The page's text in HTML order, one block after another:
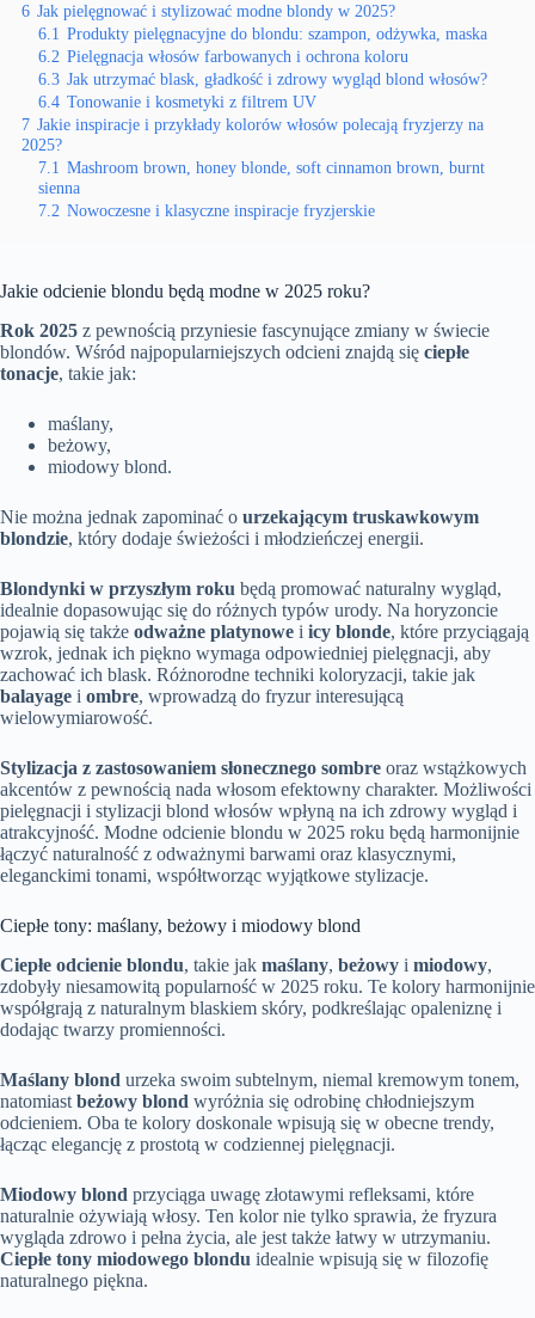
6 Jak pielęgnować i stylizować modne blondy w 2025?
6.1 Produkty pielęgnacyjne do blondu: szampon, odżywka, maska
6.2 Pielęgnacja włosów farbowanych i ochrona koloru
6.3 Jak utrzymać blask, gładkość i zdrowy wygląd blond włosów?
6.4 Tonowanie i kosmetyki z filtrem UV
7 Jakie inspiracje i przykłady kolorów włosów polecają fryzjerzy na
2025?
7.1 Mashroom brown, honey blonde, soft cinnamon brown, burnt
sienna
7.2 Nowoczesne i klasyczne inspiracje fryzjerskie
Jakie odcienie blondu będą modne w 2025 roku?
Rok 2025 z pewnością przyniesie fascynujące zmiany w świecie
blondów. Wśród najpopularniejszych odcieni znajdą się ciepłe
tonacje, takie jak:
maślany,
beżowy,
miodowy blond.
Nie można jednak zapominać o urzekającym truskawkowym
blondzie, który dodaje świeżości i młodzieńczej energii.
Blondynki w przyszłym roku będą promować naturalny wygląd,
idealnie dopasowując się do różnych typów urody. Na horyzoncie
pojawią się także odważne platynowe i icy blonde, które przyciągają
wzrok, jednak ich piękno wymaga odpowiedniej pielęgnacji, aby
zachować ich blask. Różnorodne techniki koloryzacji, takie jak
balayage i ombre, wprowadzą do fryzur interesującą
wielowymiarowość.
Stylizacja z zastosowaniem słonecznego sombre oraz wstążkowych
akcentów z pewnością nada włosom efektowny charakter. Możliwości
pielęgnacji i stylizacji blond włosów wpłyną na ich zdrowy wygląd i
atrakcyjność. Modne odcienie blondu w 2025 roku będą harmonijnie
łączyć naturalność z odważnymi barwami oraz klasycznymi,
eleganckimi tonami, współtworząc wyjątkowe stylizacje.
Ciepłe tony: maślany, beżowy i miodowy blond
Ciepłe odcienie blondu, takie jak maślany, beżowy i miodowy,
zdobyły niesamowitą popularność w 2025 roku. Te kolory harmonijnie
współgrają z naturalnym blaskiem skóry, podkreślając opaleniznę i
dodając twarzy promienności.
Maślany blond urzeka swoim subtelnym, niemal kremowym tonem,
natomiast beżowy blond wyróżnia się odrobinę chłodniejszym
odcieniem. Oba te kolory doskonale wpisują się w obecne trendy,
łącząc elegancję z prostotą w codziennej pielęgnacji.
Miodowy blond przyciąga uwagę złotawymi refleksami, które
naturalnie ożywiają włosy. Ten kolor nie tylko sprawia, że fryzura
wygląda zdrowo i pełna życia, ale jest także łatwy w utrzymaniu.
Ciepłe tony miodowego blondu idealnie wpisują się w filozofię
naturalnego piękna.